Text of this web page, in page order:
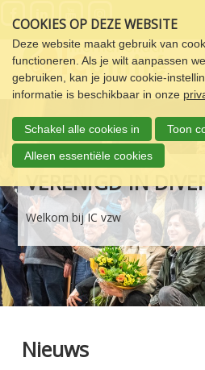
links
over
Spring
naar
de
navigatie
Spring
naar
de
inhoud
COOKIES OP DEZE WEBSITE
Deze website maakt gebruik van
functioneren. Als je wilt aanpassen
gebruiken, kan je jouw cookie-
informatie is beschikbaar in onze
Schakel alle cookies in Toon
Alleen essentiële cookies
VERENIGD IN
Welkom bij IC vzw
Nieuws